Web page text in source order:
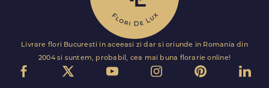
Livrare flori Bucuresti in aceeasi zi dar si oriunde in Romania din
2004 si suntem, probabil, cea mai buna florarie online!